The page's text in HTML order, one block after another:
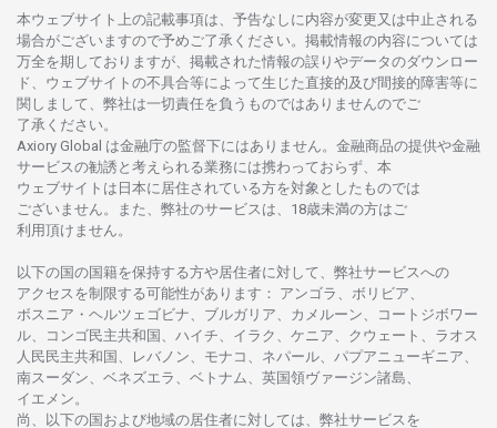
本ウェブサイト 上の記載事項は、 予告なしに 内容が変更又は中止さ れる
場合がございますので予めご了承ください。 掲載情報の内容については
万全を期しておりますが、 掲載さ れた情報の誤りやデータのダウンロー
ド、 ウェブサイトの不具合等に よって生じた 直接的及び間接的障害等に
関し まして、 弊社は一切責任を負うものではありませんのでご
了承ください。
Axiory Global は金融庁の監督下にはありません。 金融商品の提供や金融
サービスの勧誘と 考えられる業務には携わっておらず、 本
ウェブサイトは 日本に 居住さ れている方を対象としたものでは
ございません。
また、 弊社のサービスは、18歳未満の方は ご
利用頂けません 。
以下の国の国籍を保持する方や居住者に対して、 弊社サービスへの
アクセスを制限する可能性があります ： アンゴラ、ボリビア、
ボスニア ・ ヘルツェゴビナ、ブルガリア、カメルーン、コートジボワー
ル、
コンゴ民主共和国、ハイチ、イラク、ケニア、クウェート、 ラオス
人民民主共和国、レバノン、モナコ、ネパール、パプアニューギニア、
南スーダン、ベネズエラ、ベトナム、 英国領ヴァージン諸島、
イエメン。
尚、 以下の国および地域の居住者に対しては、 弊社サービスを